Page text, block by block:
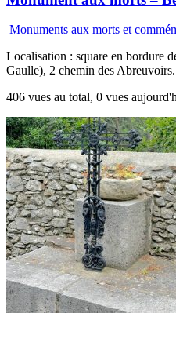
Monuments aux morts et
Localisation : square en bordure
Gaulle), 2 chemin des Abreuvoirs.
406 vues au total, 0 vues